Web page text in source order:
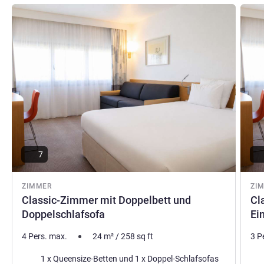
ZIMMER
Classic-Zimmer mit Doppelbett und
Doppelschlafsofa
Details ansehen
7
4 Pers. max. 24 m²/258 sq ft
Bettwäsche
1 x Queensize-Betten und 1 x Doppel-Schlafsofas
3